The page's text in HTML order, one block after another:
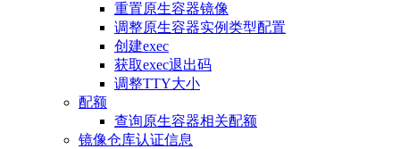
重置原生容器镜像
调整原生容器实例类型配置
创建exec
获取exec退出码
调整TTY大小
配额
查询原生容器相关配额
镜像仓库认证信息